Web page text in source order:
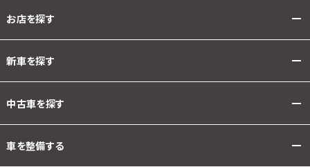
お店を探す
新車を探す
中古車を探す
車を整備する